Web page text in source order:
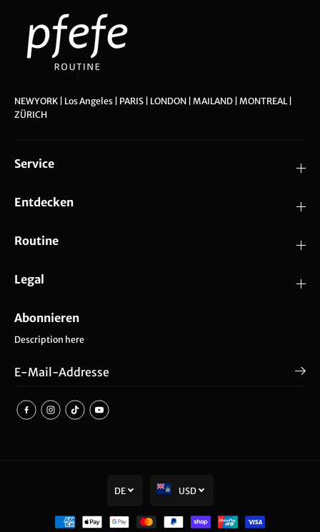
NEWYORK | Los Angeles | PARIS | LONDON | MAILAND | MONTREAL |
ZÜRICH
Service
Entdecken
Routine
Legal
Abonnieren
Description here
DE USD